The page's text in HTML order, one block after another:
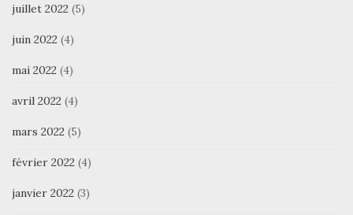
juillet 2022 (5)
juin 2022 (4)
mai 2022 (4)
avril 2022 (4)
mars 2022 (5)
février 2022 (4)
janvier 2022 (3)